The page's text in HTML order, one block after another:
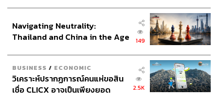
Navigating Neutrality:
Thailand and China in the Age
149
BUSINESS / ECONOMIC
วิเคราะห์ปรากฏการณ์คนแห่ขอสิน
เชื่อ CLICX อาจเป็นเพียงยอด
2.5K